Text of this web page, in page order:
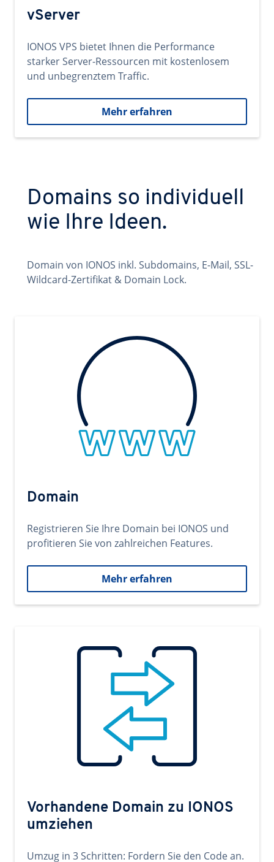
vServer
IONOS VPS bietet Ihnen die Performance
starker Server-Ressourcen mit kostenlosem
und unbegrenztem Traffic.
Mehr erfahren
Domains so individuell
wie Ihre Ideen.
Domain von IONOS inkl. Subdomains, E-Mail, SSL-
Wildcard-Zertifikat & Domain Lock.
Domain
Registrieren Sie Ihre Domain bei IONOS und
profitieren Sie von zahlreichen Features.
Mehr erfahren
Vorhandene Domain zu IONOS
umziehen
Umzug in 3 Schritten: Fordern Sie den Code an.